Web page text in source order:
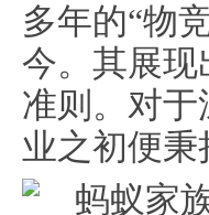
多年的“物
今。其展现
准则。对
业之初便